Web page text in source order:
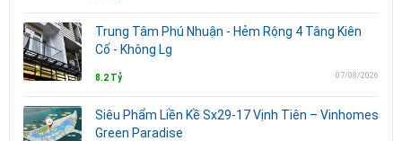
Trung Tâm Phú Nhuận - Hẻm Rộng 4 Tâng Kiên
Cố - Không Lg
8.2 Tỷ 07/08/2026
Siêu Phẩm Liền Kề Sx29-17 Vịnh Tiên – Vinhomes
Green Paradise